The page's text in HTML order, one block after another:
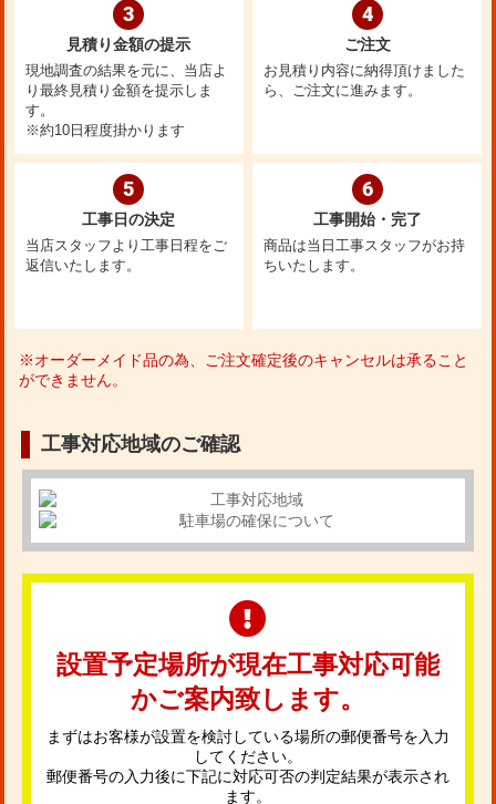
3
見積り金額の提示
現地調査の結果を元に、当店よ
り最終見積り金額を提示しま
す。
※約10日程度掛かります
4
ご注文
お見積り内容に納得頂けました
ら、ご注文に進みます。
5
工事日の決定
当店スタッフより工事日程をご
返信いたします。
6
工事開始・完了
商品は当日工事スタッフがお持
ちいたします。
※オーダーメイド品の為、ご注文確定後のキャンセルは承ること
ができません。
工事対応地域のご確認
設置予定場所が現在工事対応可能
かご案内致します。
まずはお客様が設置を検討している場所の郵便番号を入力
してください。
郵便番号の入力後に下記に対応可否の判定結果が表示され
ます。